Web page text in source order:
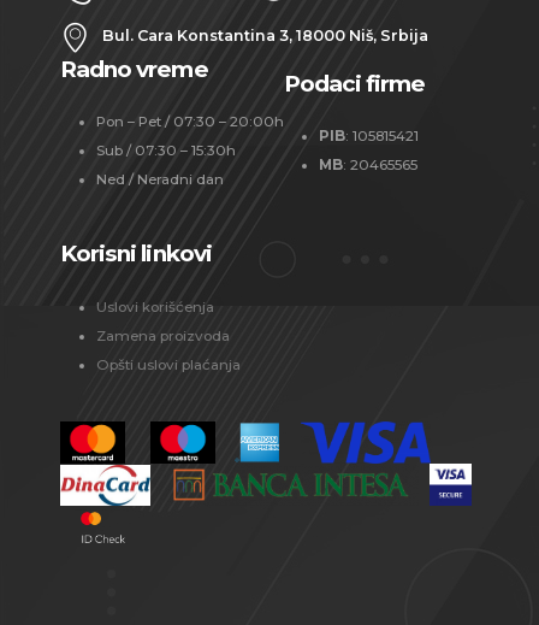
Bul. Cara Konstantina 3, 18000 Niš, Srbija
Radno vreme
Pon – Pet / 07:30 – 20:00h
Sub / 07:30 – 15:30h
Ned / Neradni dan
Podaci firme
PIB: 105815421
MB: 20465565
Korisni linkovi
Uslovi korišćenja
Zamena proizvoda
Opšti uslovi plaćanja